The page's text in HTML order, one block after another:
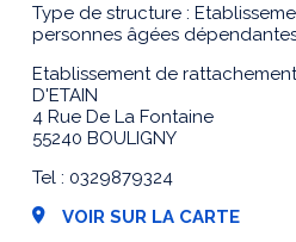
Type de structure :
personnes âgées
Etablissement de rattachement
D'ETAIN
4 Rue De La Fontaine
55240 BOULIGNY
Tel : 0329879324
VOIR SUR LA CARTE